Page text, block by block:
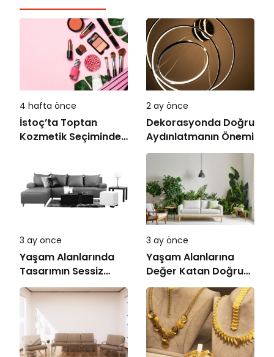
4 hafta önce
İstoç’ta Toptan
Kozmetik Seçiminde
2 ay önce
Dekorasyonda Doğru
Aydınlatmanın Önemi
3 ay önce
Yaşam Alanlarında
Tasarımın Sessiz
Gücü
3 ay önce
Yaşam Alanlarına
Değer Katan Doğru
Mobilya Seçimi